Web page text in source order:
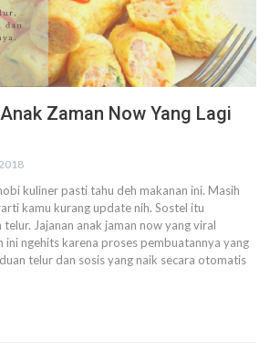
Zaman Now Yang Lagi
kuliner pasti tahu deh makanan ini. Masih
kamu kurang update nih. Sostel itu
Jajanan anak jaman now yang viral
ini ngehits karena proses pembuatannya yang
telur dan sosis yang naik secara otomatis